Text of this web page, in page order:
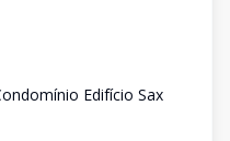
Edifício Sax